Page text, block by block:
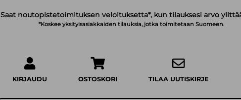
Saat noutopistetoimituksen veloituksetta*, kun tilauksesi arvo
*Koskee yksityisasiakkaiden tilauksia, jotka toimitetaan Suomeen.
KIRJAUDU OSTOSKORI TILAA UUTISKIRJE